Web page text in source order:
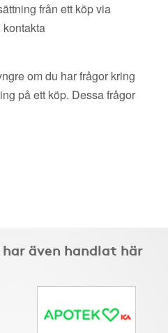
från ett köp via
om du har frågor kring
på ett köp. Dessa frågor
även handlat här